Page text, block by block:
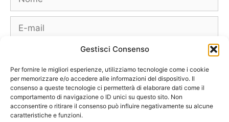
Gestisci Consenso
Per fornire le migliori esperienze, utilizziamo tecnologie come i cookie
per memorizzare e/o accedere alle informazioni del dispositivo. Il
consenso a queste tecnologie ci permetterà di elaborare dati come il
comportamento di navigazione o ID unici su questo sito. Non
acconsentire o ritirare il consenso può influire negativamente su alcune
caratteristiche e funzioni.
E-
mail
web